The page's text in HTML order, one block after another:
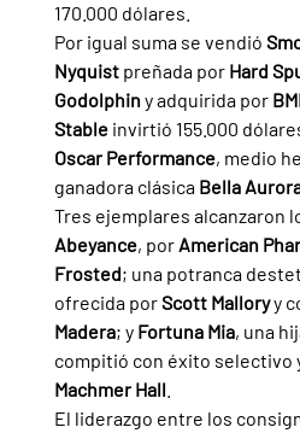
170.000 dólares.
Por igual suma se vendió
Nyquist preñada por Hard
Godolphin y adquirida por
Stable invirtió 155.000
Oscar Performance, medio
ganadora clásica Bella
Tres ejemplares alcanzaron
Abeyance, por American
Frosted; una potranca
ofrecida por Scott Mallory y
Madera; y Fortuna Mia, una
compitió con éxito selectivo
Machmer Hall
El liderazgo entre los